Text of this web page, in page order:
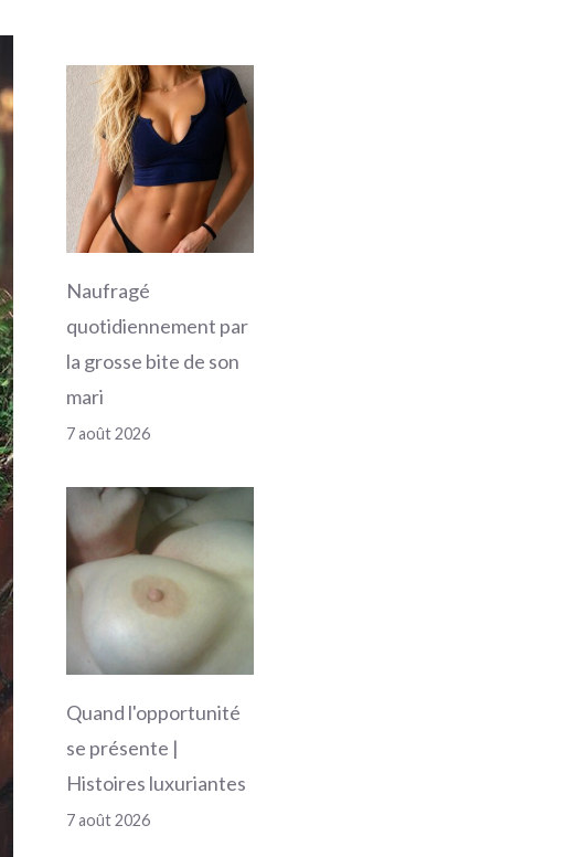
Naufragé
quotidiennement par
la grosse bite de son
mari
7 août 2026
Quand l'opportunité
se présente |
Histoires luxuriantes
7 août 2026